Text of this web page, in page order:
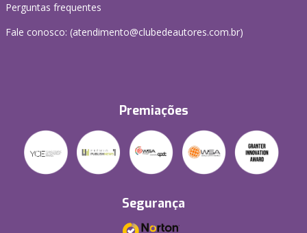
Perguntas frequentes
Fale conosco: (atendimento@clubedeautores.com.br)
Premiações
Segurança